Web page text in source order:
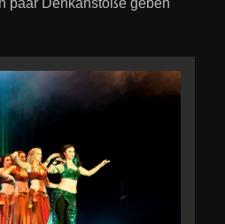
paar Denkanstöße geben